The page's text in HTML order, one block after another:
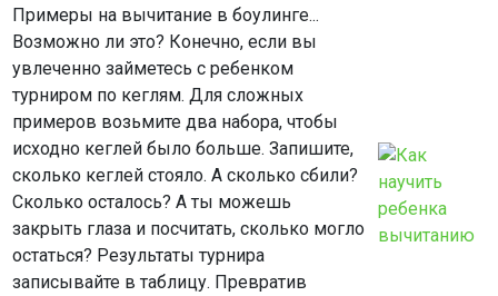
Примеры на вычитание в боулинге...
Возможно ли это? Конечно, если вы
увлеченно займетесь с ребенком
турниром по кеглям. Для сложных
примеров возьмите два набора, чтобы
исходно кеглей было больше. Запишите,
сколько кеглей стояло. А сколько сбили?
Сколько осталось? А ты можешь
закрыть глаза и посчитать, сколько могло
остаться? Результаты турнира
записывайте в таблицу. Превратив